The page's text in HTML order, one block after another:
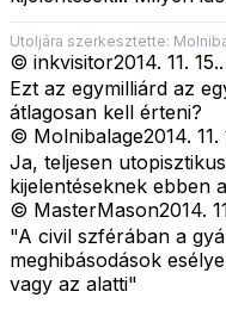
Utoljára szerkesztette:
© inkvisitor2014. 11. 15..
Ezt az egymilliárd az
átlagosan kell érteni?
© Molnibalage2014. 11.
Ja, teljesen
kijelentéseknek ebben
© MasterMason2014.
"A civil szférában a
meghibásodások
vagy az alatti"